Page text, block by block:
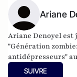
Ariane
Ariane Denoyel
"Génération
antidépresseurs"
SUIVRE